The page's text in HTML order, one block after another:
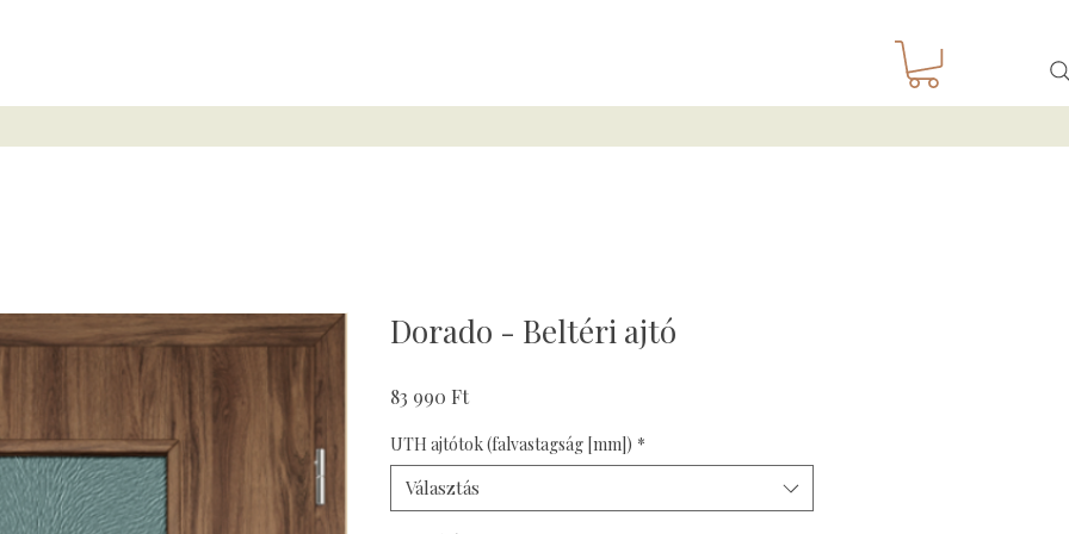
Dorado - Beltéri ajtó
83 990 FtÁr
UTH ajtótok (falvastagság [mm]) *
Választás